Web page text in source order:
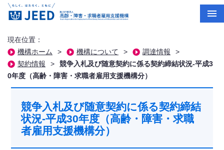
現在位置：
機構ホーム
> 機構について > 調達情報
>
契約情報
>
競争入札及び随意契約に係る契約締結状況-平成3
0年度（高齢・障害・求職者雇用支援機構分）
競争入札及び随意契約に係る契約締結
状況-平成30年度（高齢・障害・求職
者雇用支援機構分）